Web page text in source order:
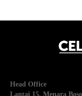
Head Office
Lantai 15, Menara